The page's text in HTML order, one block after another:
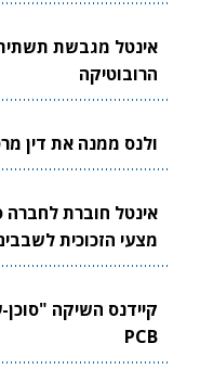
אינטל מגבשת תשתית
הרובוטיקה
ולנס ממנה את דין
אינטל חוברת
מצעי הזכוכית
קיידנס השיקה
PCB